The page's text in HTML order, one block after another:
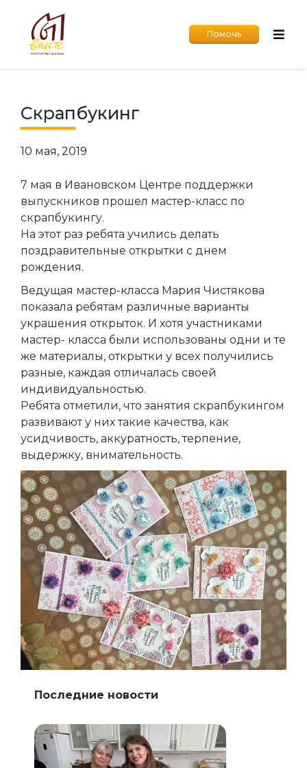
Помочь
Скрапбукинг
10 мая, 2019
7 мая в Ивановском Центре поддержки
выпускников прошел мастер-класс по
скрапбукингу.
На этот раз ребята учились делать
поздравительные открытки с днем
рождения.
Ведущая мастер-класса Мария Чистякова
показала ребятам различные варианты
украшения открыток. И хотя участниками
мастер- класса были использованы одни и те
же материалы, открытки у всех получились
разные, каждая отличалась своей
индивидуальностью.
Ребята отметили, что занятия скрапбукингом
развивают у них такие качества, как
усидчивость, аккуратность, терпение,
выдержку, внимательность.
Последние новости